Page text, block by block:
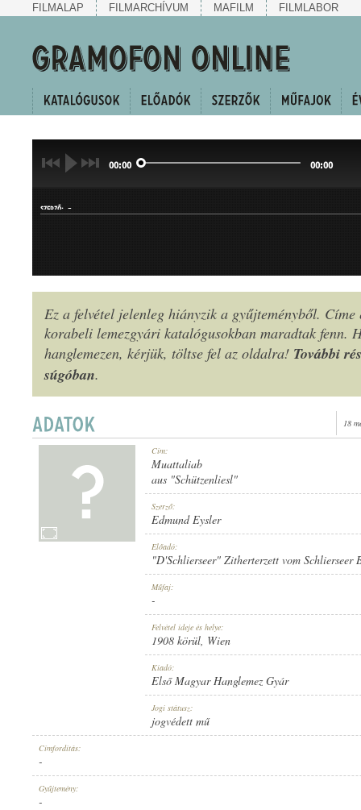
FILMALAP FILMARCHÍVUM MAFILM FILMLABOR
00:00 00:00
SZERZŐ: -
MŰFAJ:
1908 KÖRÜL
ELSŐ MAGYAR HANGLEMEZ GYÁR
Ez a felvétel jelenleg hiányzik a gyűjteményből. Címe
korabeli lemezgyári katalógusokban maradtak fenn.
hanglemezen, kérjük, töltse fel az oldalra! További
súgóban.
18
Cím:
Muattaliab
aus "Schützenliesl"
Szerző:
Edmund Eysler
Előadó:
"D'Schlierseer" Zitherterzett vom Schlierseer
Műfaj:
-
Felvétel ideje és helye:
1908 körül, Wien
Kiadó:
Első Magyar Hanglemez Gyár
Jogi státusz:
jogvédett mű
Címfordítás:
-
Gyűjtemény:
-